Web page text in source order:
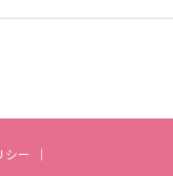
シー